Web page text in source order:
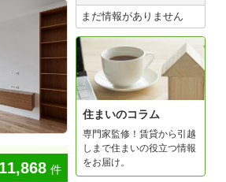
11,868 件
まだ情報がありません
住まいのコラム
専門家監修！賃貸から引越
しまで住まいの役立つ情報
をお届け。